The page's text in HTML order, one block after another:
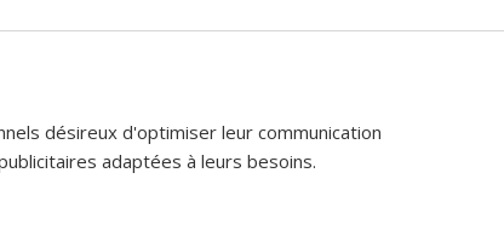
désireux d'optimiser leur communication
adaptées à leurs besoins.